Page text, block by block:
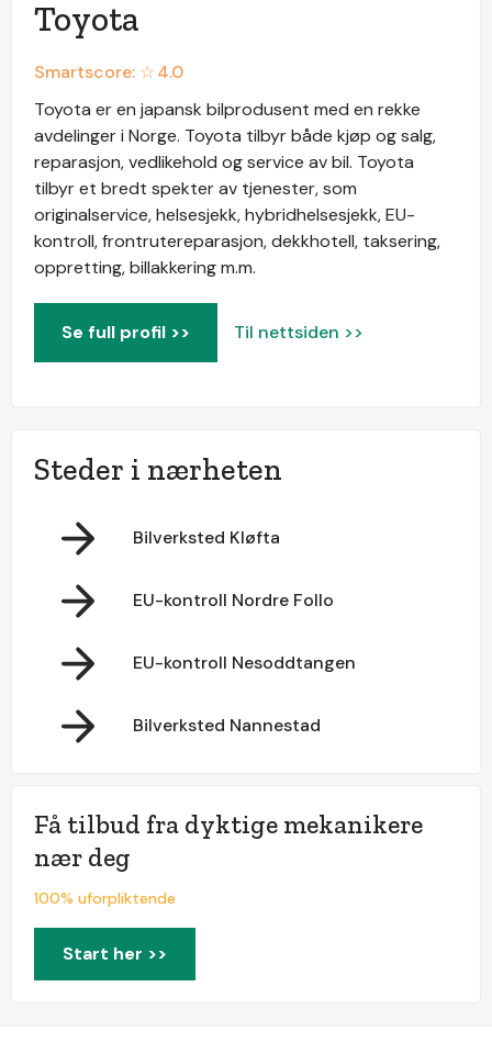
Toyota
Smartscore: ☆4.0
Toyota er en japansk bilprodusent med en rekke
avdelinger i Norge. Toyota tilbyr både kjøp og salg,
reparasjon, vedlikehold og service av bil. Toyota
tilbyr et bredt spekter av tjenester, som
originalservice, helsesjekk, hybridhelsesjekk, EU-
kontroll, frontrutereparasjon, dekkhotell, taksering,
oppretting, billakkering m.m.
Se full profil >> Til nettsiden >>
Steder i nærheten
Bilverksted Kløfta
EU-kontroll Nordre Follo
EU-kontroll Nesoddtangen
Bilverksted Nannestad
Få tilbud fra dyktige mekanikere
nær deg
100% uforpliktende
Start her >>